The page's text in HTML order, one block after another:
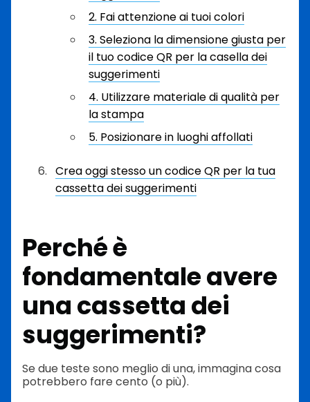
2. Fai attenzione ai tuoi colori
3. Seleziona la dimensione giusta per
il tuo codice QR per la casella dei
suggerimenti
4. Utilizzare materiale di qualità per
la stampa
5. Posizionare in luoghi affollati
Crea oggi stesso un codice QR per la tua
cassetta dei suggerimenti
Perché è
fondamentale avere
una cassetta dei
suggerimenti?
Se due teste sono meglio di una, immagina cosa
potrebbero fare cento (o più).